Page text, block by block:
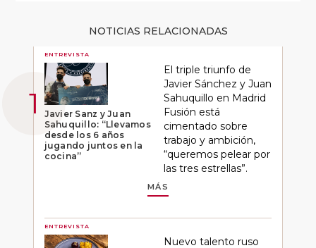
NOTICIAS RELACIONADAS
ENTREVISTA
Javier Sanz y Juan
Sahuquillo: “Llevamos
desde los 6 años
jugando juntos en la
cocina”
El triple triunfo de
Javier Sánchez y Juan
Sahuquillo en Madrid
Fusión está
cimentado sobre
trabajo y ambición,
“queremos pelear por
las tres estrellas”.
MÁS
ENTREVISTA
Nuevo talento ruso